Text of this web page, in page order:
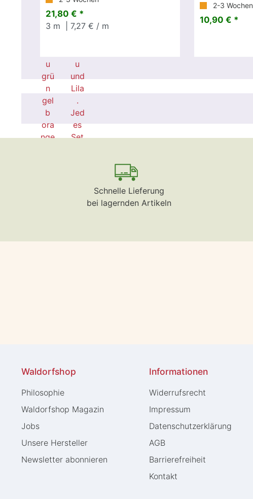
21,80 € *
3 m | 7,27 € / m
2-3 Wochen
10,90 € *
Schnelle Lieferung
bei lagernden Artikeln
Waldorfshop
Philosophie
Waldorfshop Magazin
Jobs
Unsere Hersteller
Newsletter abonnieren
Informationen
Widerrufs­recht
Impressum
Daten­schutz­erklärung
AGB
Barrierefreiheit
Kontakt